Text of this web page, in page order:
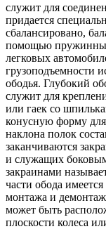
служит для
придается
сбалансировано,
помощью
легковых
грузоподъемности
ободья. Глубокий
служит для
или гаек со
конусную форму
наклона полок
заканчиваются
и служащих
закраинами
части обода
монтажа и
может быть
плоскости колеса